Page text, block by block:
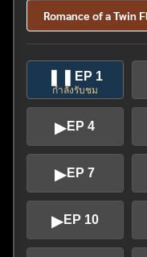
Romance of a Twin
EP 1
กำลังรับชม
▶EP 4
▶EP 7
▶EP 10